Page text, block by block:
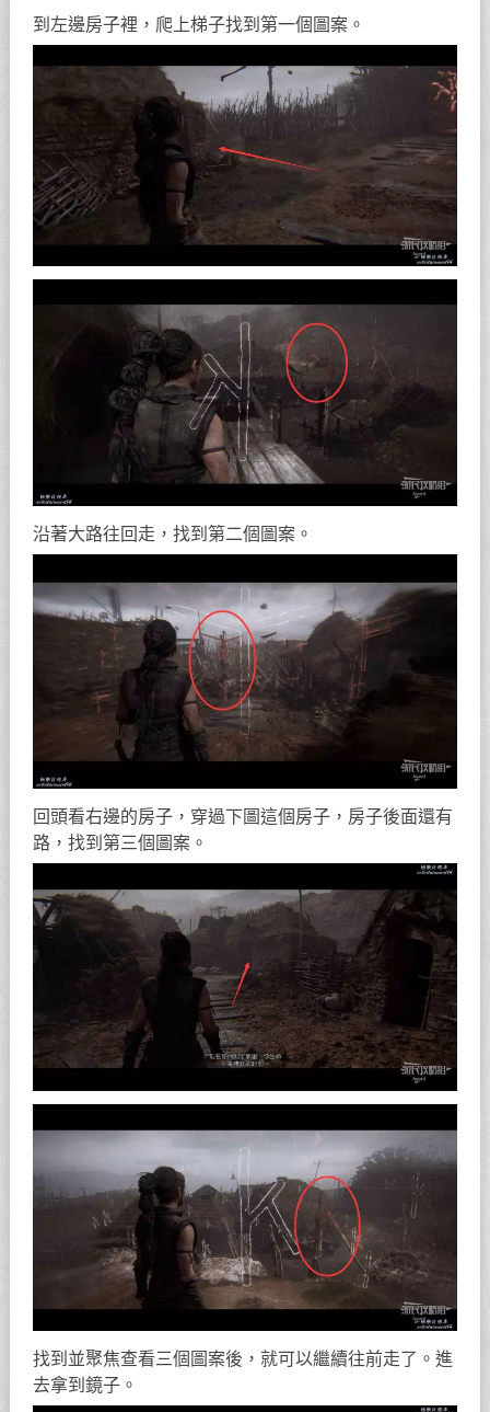
到左邊房子裡，爬上梯子找到第一個圖案。
沿著大路往回走，找到第二個圖案。
回頭看右邊的房子，穿過下圖這個房子，房子後面還有
路，找到第三個圖案。
找到並聚焦查看三個圖案後，就可以繼續往前走了。進
去拿到鏡子。